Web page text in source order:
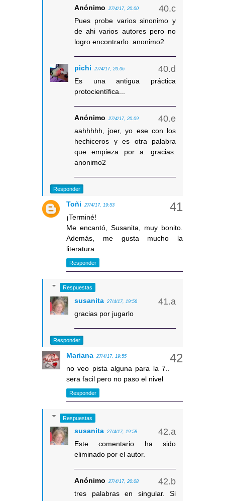
Anónimo 27/4/17, 20:00
Pues probe varios sinonimo y
de ahi varios autores pero no
logro encontrarlo. anonimo2
pichi 27/4/17, 20:06
Es una antigua práctica
protocientífica...
Anónimo 27/4/17, 20:09
aahhhhh, joer, yo ese con los
hechiceros y es otra palabra
que empieza por a. gracias.
anonimo2
Responder
Toñi 27/4/17, 19:53
¡Terminé!
Me encantó, Susanita, muy bonito.
Además, me gusta mucho la
literatura.
Responder
Respuestas
susanita 27/4/17, 19:56
gracias por jugarlo
Responder
Mariana 27/4/17, 19:55
no veo pista alguna para la 7..
sera facil pero no paso el nivel
Responder
Respuestas
susanita 27/4/17, 19:58
Este comentario ha sido
eliminado por el autor.
Anónimo 27/4/17, 20:08
tres palabras en singular. Si